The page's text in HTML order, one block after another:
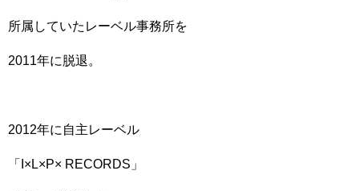
所属していたレーベル事務所を
2011年に脱退。
2012年に自主レーベル
「I×L×P× RECORDS」